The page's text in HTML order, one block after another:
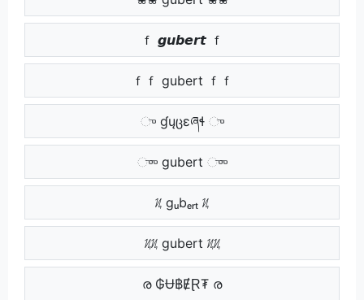
ｆ 𝙜𝙪𝙗𝙚𝙧𝙩 ｆ
ｆｆ gubert ｆｆ
ு ɠųცɛཞɬ ு
ுு gubert ுு
ᜰ gᵤbₑᵣₜ ᜰ
ᜰᜰ gubert ᜰᜰ
ര ₲Ʉ฿ɆⱤ₮ ര